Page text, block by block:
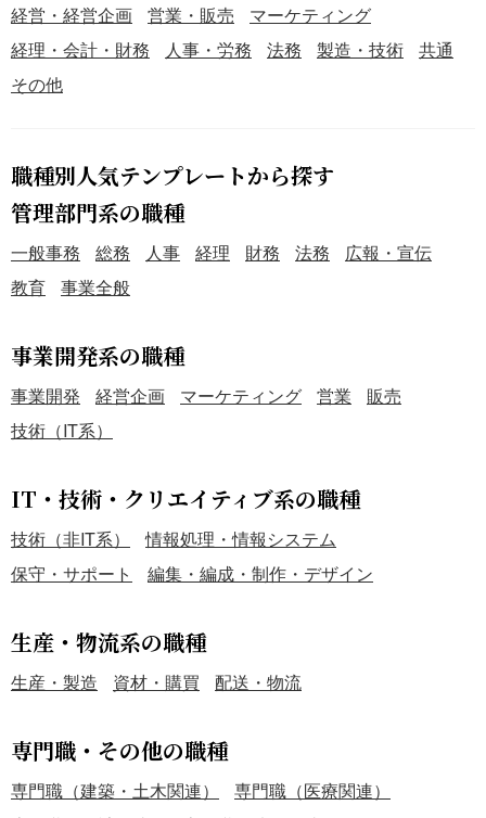
経営・経営企画 営業・販売
マーケティング
経理・会計・財務
人事・労務 法務 製造・技術
共通
その他
職種別人気テンプレートから探す
管理部門系の職種
一般事務 総務 人事 経理 財務 法務
広報・宣伝
教育
事業全般
事業開発系の職種
事業開発 経営企画 マーケティング 営業
販売
技術（IT系）
IT・技術・クリエイティブ系の職種
技術（非IT系）
情報処理・情報システム
保守・サポート
編集・編成・制作・デザイン
生産・物流系の職種
生産・製造 資材・購買 配送・物流
専門職・その他の職種
専門職（建築・土木関連）
専門職（医療関連）